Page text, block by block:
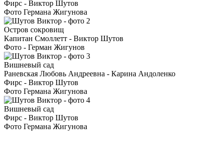
Фирс - Виктор Шутов
Фото Германа Жигунова
Остров сокровищ
Капитан Смоллетт - Виктор Шутов
Фото - Герман Жигунов
Вишневый сад
Раневская Любовь Андреевна - Карина Андоленко
Фирс - Виктор Шутов
Фото Германа Жигунова
Вишневый сад
Фирс - Виктор Шутов
Фото Германа Жигунова